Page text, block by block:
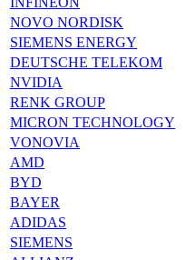
NOVO NORDISK
SIEMENS ENERGY
DEUTSCHE TELEKOM
NVIDIA
RENK GROUP
MICRON TECHNOLOGY
VONOVIA
AMD
BYD
BAYER
ADIDAS
SIEMENS